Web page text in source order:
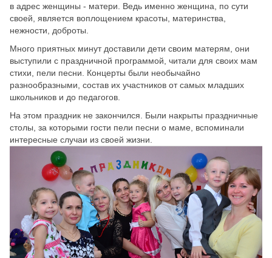
в адрес женщины - матери. Ведь именно женщина, по сути
своей, является воплощением красоты, материнства,
нежности, доброты.
Много приятных минут доставили дети своим матерям, они
выступили с праздничной программой, читали для своих мам
стихи, пели песни. Концерты были необычайно
разнообразными, состав их участников от самых младших
школьников и до педагогов.
На этом праздник не закончился. Были накрыты праздничные
столы, за которыми гости пели песни о маме, вспоминали
интересные случаи из своей жизни.